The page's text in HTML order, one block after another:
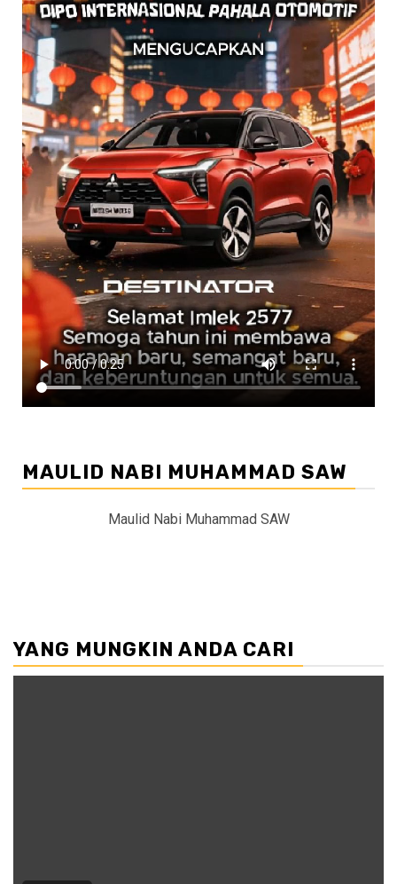
MAULID NABI MUHAMMAD SAW
Maulid Nabi Muhammad SAW
YANG MUNGKIN ANDA CARI